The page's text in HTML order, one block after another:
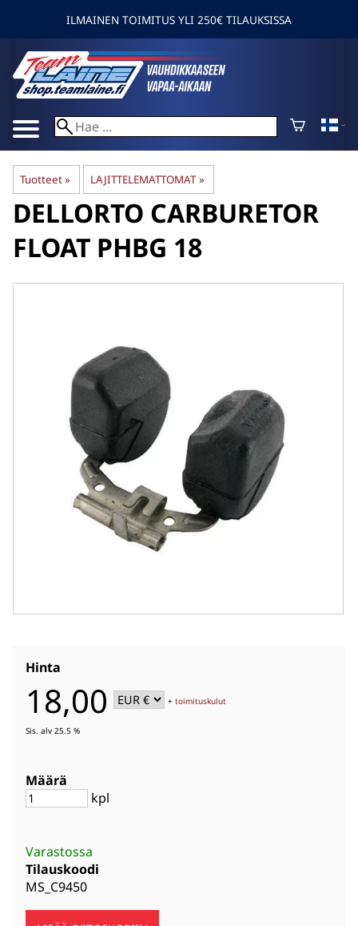
ILMAINEN TOIMITUS YLI 250€ TILAUKSISSA
Tuotteet‪» LAJITTELEMATTOMAT ‪»
DELLORTO CARBURETOR
FLOAT PHBG 18
Hinta
18,00 +toimituskulut
Sis. alv 25.5 %
Määrä
kpl
Varastossa
Tilauskoodi
MS_C9450